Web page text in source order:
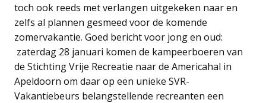
toch ook reeds met verlangen uitgekeken naar en
zelfs al plannen gesmeed voor de komende
zomervakantie. Goed bericht voor jong en oud:
zaterdag 28 januari komen de kampeerboeren van
de Stichting Vrije Recreatie naar de Americahal in
Apeldoorn om daar op een unieke SVR-
Vakantiebeurs belangstellende recreanten een